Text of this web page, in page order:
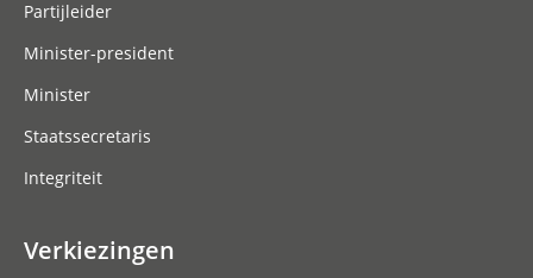
Partijleider
Minister-president
Minister
Staatssecretaris
Integriteit
Verkiezingen